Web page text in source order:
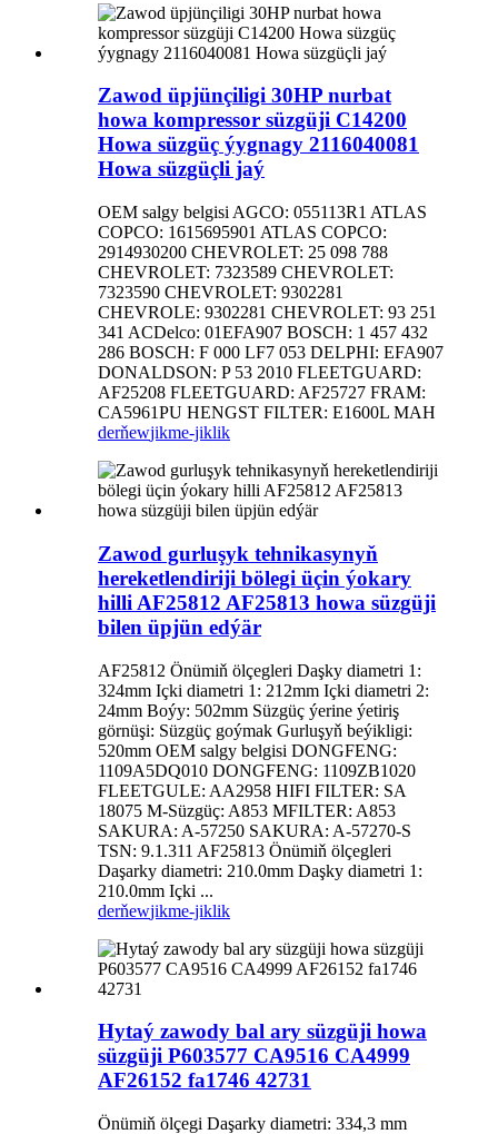
Zawod üpjünçiligi 30HP nurbat
howa kompressor süzgüji C14200
Howa süzgüç ýygnagy 2116040081
Howa süzgüçli jaý
OEM salgy belgisi AGCO: 055113R1 ATLAS
COPCO: 1615695901 ATLAS COPCO:
2914930200 CHEVROLET: 25 098 788
CHEVROLET: 7323589 CHEVROLET:
7323590 CHEVROLET: 9302281
CHEVROLE: 9302281 CHEVROLET: 93 251
341 ACDelco: 01EFA907 BOSCH: 1 457 432
286 BOSCH: F 000 LF7 053 DELPHI: EFA907
DONALDSON: P 53 2010 FLEETGUARD:
AF25208 FLEETGUARD: AF25727 FRAM:
CA5961PU HENGST FILTER: E1600L MAH
derňewjikme-jiklik
Zawod gurluşyk tehnikasynyň
hereketlendiriji bölegi üçin ýokary
hilli AF25812 AF25813 howa süzgüji
bilen üpjün edýär
AF25812 Önümiň ölçegleri Daşky diametri 1:
324mm Içki diametri 1: 212mm Içki diametri 2:
24mm Boýy: 502mm Süzgüç ýerine ýetiriş
görnüşi: Süzgüç goýmak Gurluşyň beýikligi:
520mm OEM salgy belgisi DONGFENG:
1109A5DQ010 DONGFENG: 1109ZB1020
FLEETGULE: AA2958 HIFI FILTER: SA
18075 M-Süzgüç: A853 MFILTER: A853
SAKURA: A-57250 SAKURA: A-57270-S
TSN: 9.1.311 AF25813 Önümiň ölçegleri
Daşarky diametri: 210.0mm Daşky diametri 1:
210.0mm Içki ...
derňewjikme-jiklik
Hytaý zawody bal ary süzgüji howa
süzgüji P603577 CA9516 CA4999
AF26152 fa1746 42731
Önümiň ölçegi Daşarky diametri: 334,3 mm